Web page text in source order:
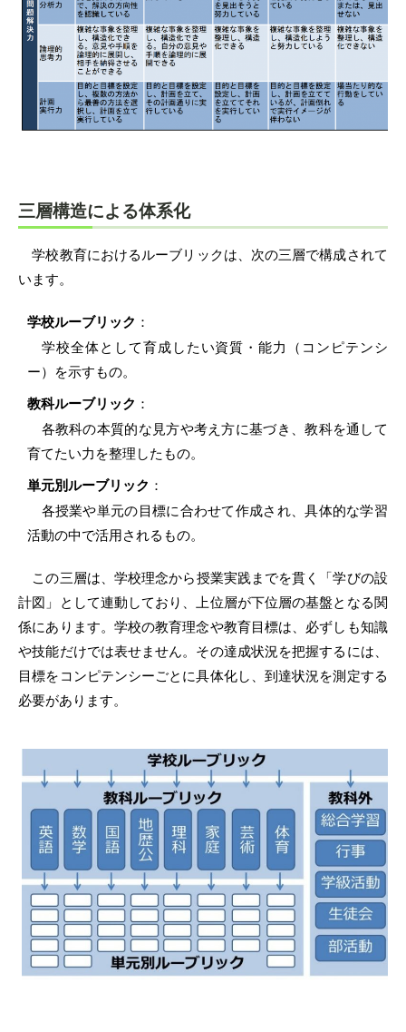
三層構造による体系化
学校教育におけるルーブリックは、次の三層で構成されて
います。
学校ルーブリック ：
学校全体として育成したい資質・能力（コンピテンシ
ー）を示すもの。
教科ルーブリック ：
各教科の本質的な見方や考え方に基づき、教科を通して
育てたい力を整理したもの。
単元別ルーブリック ：
各授業や単元の目標に合わせて作成され、具体的な学習
活動の中で活用されるもの。
この三層は、学校理念から授業実践までを貫く「学びの設
計図」として連動しており、上位層が下位層の基盤となる関
係にあります。学校の教育理念や教育目標は、必ずしも知識
や技能だけでは表せません。その達成状況を把握するには、
目標をコンピテンシーごとに具体化し、到達状況を測定する
必要があります。